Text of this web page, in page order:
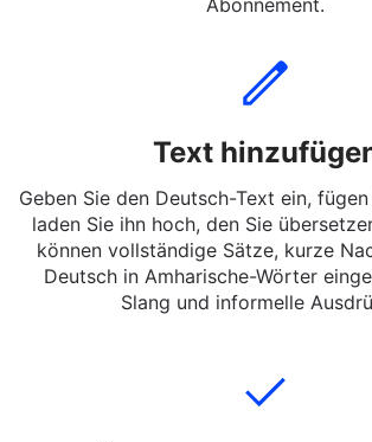
Fügen Sie einfach Ihren englischen
Abonnement.
Text
Geben Sie den Deutsch-Text ein, fügen
laden Sie ihn hoch, den Sie
können vollständige Sätze, kurze